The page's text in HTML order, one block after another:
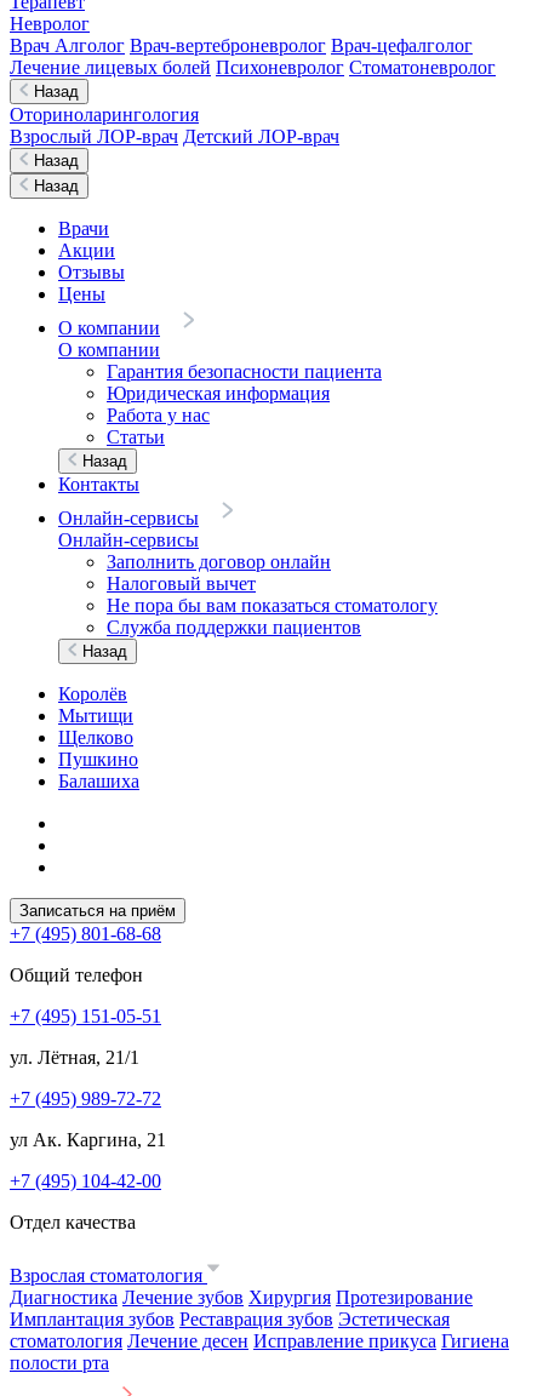
Невролог
Врач Алголог Врач-вертеброневролог Врач-цефалголог
Лечение лицевых болей Психоневролог Стоматоневролог
Назад
Оториноларингология
Взрослый ЛОР-врач Детский ЛОР-врач
Назад
Назад
Врачи
Акции
Отзывы
Цены
О компании
О компании
Гарантия безопасности пациента
Юридическая информация
Работа у нас
Статьи
Назад
Контакты
Онлайн-сервисы
Онлайн-сервисы
Заполнить договор онлайн
Налоговый вычет
Не пора бы вам показаться стоматологу
Служба поддержки пациентов
Назад
Королёв
Мытищи
Щелково
Пушкино
Балашиха
Записаться на приём
+7 (495) 801-68-68
Общий телефон
+7 (495) 151-05-51
ул. Лётная, 21/1
+7 (495) 989-72-72
ул Ак. Каргина, 21
+7 (495) 104-42-00
Отдел качества
Взрослая стоматология
Диагностика Лечение зубов Хирургия Протезирование
Имплантация зубов Реставрация зубов Эстетическая
стоматология Лечение десен Исправление прикуса Гигиена
полости рта